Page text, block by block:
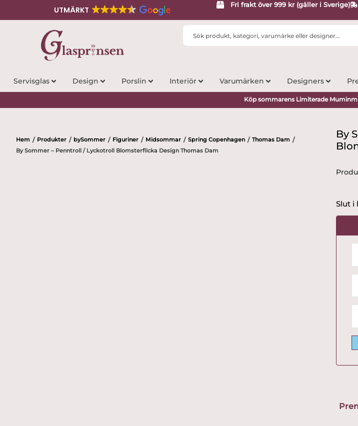
UTMÄRKT
Fri frakt över 999 kr (gäller i Sverige)
Search
Servisglas Design Porslin Interiör Varumärken Designers
Köp sommarens Limiterade
Hem / Produkter / bySommer / Figuriner / Midsommar / Spring Copenhagen / Thomas Dam /
By Sommer – Penntroll / Lyckotroll Blomsterflicka Design Thomas Dam
By
Slut i